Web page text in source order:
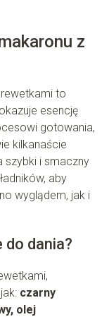
z
to
esencję
gotowania,
kilkanaście
szybki i smaczny
aby
wyglądem, jak i
do dania?
czarny
olej